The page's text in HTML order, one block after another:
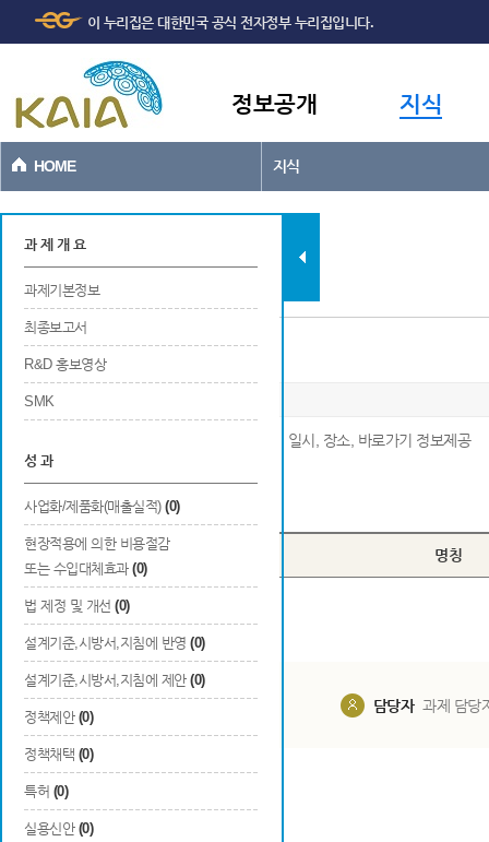
본문바로가기
이 누리집은 대한민국 공식 전자정부 누리집입니다.
정보공개 지식
HOME 지식
과제현황
과 제 개 요
과제기본정보
최종보고서
R&D 홍보영상
SMK
성 과
사업화/제품화(매출실적) (0)
현장적용에 의한 비용절감
또는 수입대체효과 (0)
법 제정 및 개선 (0)
설계기준,시방서,지침에 반영 (0)
설계기준,시방서,지침에 제안 (0)
정책제안 (0)
정책채택 (0)
특허 (0)
실용신안 (0)
연구개발 관련 홍보
※ 연구개발 관련 홍보에 대한 번호, 구분, 명칭, 일시, 장소, 바로가기 정보제공
Total0건
번호 구분 명칭
담당자 과제 담당